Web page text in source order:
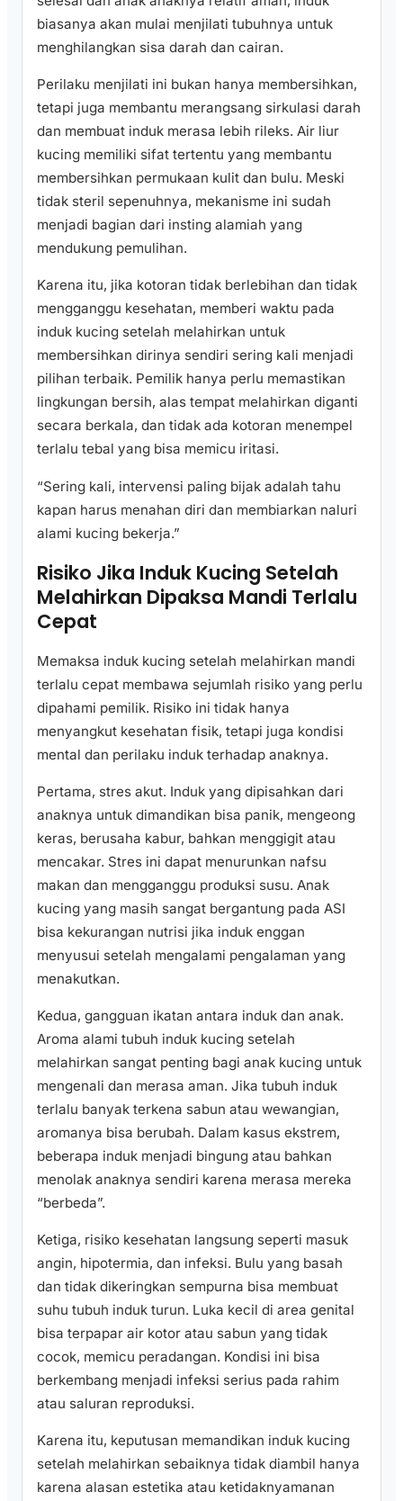
biasanya akan mulai menjilati tubuhnya untuk
menghilangkan sisa darah dan cairan.
Perilaku menjilati ini bukan hanya membersihkan,
tetapi juga membantu merangsang sirkulasi darah
dan membuat induk merasa lebih rileks. Air liur
kucing memiliki sifat tertentu yang membantu
membersihkan permukaan kulit dan bulu. Meski
tidak steril sepenuhnya, mekanisme ini sudah
menjadi bagian dari insting alamiah yang
mendukung pemulihan.
Karena itu, jika kotoran tidak berlebihan dan tidak
mengganggu kesehatan, memberi waktu pada
induk kucing setelah melahirkan untuk
membersihkan dirinya sendiri sering kali menjadi
pilihan terbaik. Pemilik hanya perlu memastikan
lingkungan bersih, alas tempat melahirkan diganti
secara berkala, dan tidak ada kotoran menempel
terlalu tebal yang bisa memicu iritasi.
“Sering kali, intervensi paling bijak adalah tahu
kapan harus menahan diri dan membiarkan naluri
alami kucing bekerja.”
Risiko Jika Induk Kucing Setelah
Melahirkan Dipaksa Mandi Terlalu
Cepat
Memaksa induk kucing setelah melahirkan mandi
terlalu cepat membawa sejumlah risiko yang perlu
dipahami pemilik. Risiko ini tidak hanya
menyangkut kesehatan fisik, tetapi juga kondisi
mental dan perilaku induk terhadap anaknya.
Pertama, stres akut. Induk yang dipisahkan dari
anaknya untuk dimandikan bisa panik, mengeong
keras, berusaha kabur, bahkan menggigit atau
mencakar. Stres ini dapat menurunkan nafsu
makan dan mengganggu produksi susu. Anak
kucing yang masih sangat bergantung pada ASI
bisa kekurangan nutrisi jika induk enggan
menyusui setelah mengalami pengalaman yang
menakutkan.
Kedua, gangguan ikatan antara induk dan anak.
Aroma alami tubuh induk kucing setelah
melahirkan sangat penting bagi anak kucing untuk
mengenali dan merasa aman. Jika tubuh induk
terlalu banyak terkena sabun atau wewangian,
aromanya bisa berubah. Dalam kasus ekstrem,
beberapa induk menjadi bingung atau bahkan
menolak anaknya sendiri karena merasa mereka
“berbeda”.
Ketiga, risiko kesehatan langsung seperti masuk
angin, hipotermia, dan infeksi. Bulu yang basah
dan tidak dikeringkan sempurna bisa membuat
suhu tubuh induk turun. Luka kecil di area genital
bisa terpapar air kotor atau sabun yang tidak
cocok, memicu peradangan. Kondisi ini bisa
berkembang menjadi infeksi serius pada rahim
atau saluran reproduksi.
Karena itu, keputusan memandikan induk kucing
setelah melahirkan sebaiknya tidak diambil hanya
karena alasan estetika atau ketidaknyamanan